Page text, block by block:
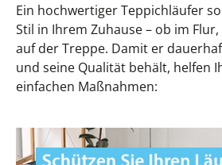
Ein hochwertiger Teppichläufer
Stil in Ihrem Zuhause – ob im
auf der Treppe. Damit er
und seine Qualität behält, helfen
einfachen Maßnahmen: